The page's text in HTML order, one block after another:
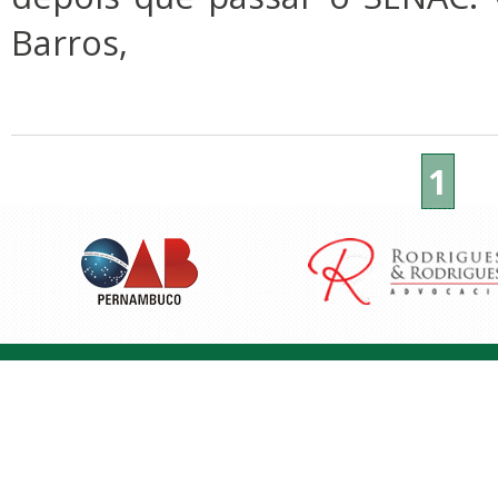
Barros,
1